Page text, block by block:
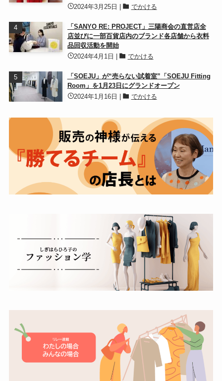
2024年3月25日
でかける
「SANYO RE: PROJECT」三陽商会の直営店全
店並びに一部百貨店内のブランド各店舗から衣料
品回収活動を開始
2024年4月1日
でかける
「SOEJU」が“売らない試着室”「SOEJU Fitting
Room」を1月23日にグランドオープン
2024年1月16日
でかける